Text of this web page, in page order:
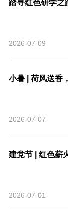
2026-07-09
小暑 | 荷风送香
2026-07-07
建党节 | 红色薪
2026-07-01